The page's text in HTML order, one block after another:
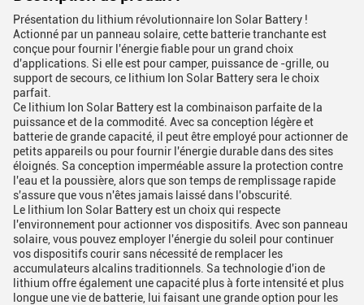
Présentation du lithium révolutionnaire Ion Solar Battery !
Actionné par un panneau solaire, cette batterie tranchante est
conçue pour fournir l'énergie fiable pour un grand choix
d'applications. Si elle est pour camper, puissance de -grille, ou
support de secours, ce lithium Ion Solar Battery sera le choix
parfait.
Ce lithium Ion Solar Battery est la combinaison parfaite de la
puissance et de la commodité. Avec sa conception légère et
batterie de grande capacité, il peut être employé pour actionner de
petits appareils ou pour fournir l'énergie durable dans des sites
éloignés. Sa conception imperméable assure la protection contre
l'eau et la poussière, alors que son temps de remplissage rapide
s'assure que vous n'êtes jamais laissé dans l'obscurité.
Le lithium Ion Solar Battery est un choix qui respecte
l'environnement pour actionner vos dispositifs. Avec son panneau
solaire, vous pouvez employer l'énergie du soleil pour continuer
vos dispositifs courir sans nécessité de remplacer les
accumulateurs alcalins traditionnels. Sa technologie d'ion de
lithium offre également une capacité plus à forte intensité et plus
longue une vie de batterie, lui faisant une grande option pour les